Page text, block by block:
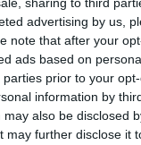
advertising by us,
note that after your
ads based on
prior to your
information by
also be disclosed
may further disclose it